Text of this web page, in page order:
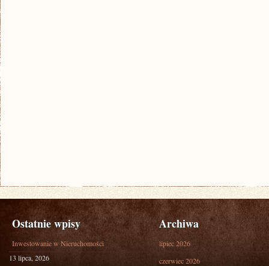
Ostatnie wpisy
Inwestowanie w Nieruchomości
13 lipca, 2026
Archiwa
lipiec 2026
czerwiec 2026